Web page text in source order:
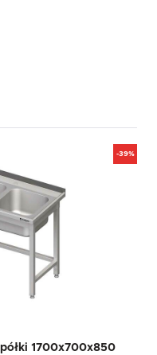
-39%
półki 1700x700x850